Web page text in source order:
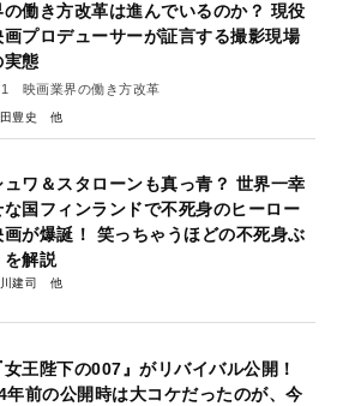
の働き方改革は進んでいるのか？ 現役
画プロデューサーが証言する撮影現場
実態
1 映画業界の働き方改革
豊史
ュワ＆スタローンも真っ青？ 世界一幸
な国フィンランドで不死身のヒーロー
画が爆誕！ 笑っちゃうほどの不死身ぶ
を解説
建司
女王陛下の007』がリバイバル公開！
年前の公開時は大コケだったのが、今